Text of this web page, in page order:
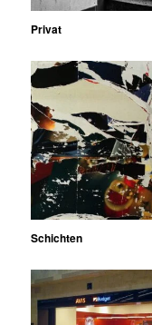
Privat
Schichten